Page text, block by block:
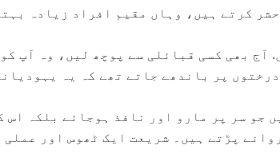
کرتے ہیں، وہاں مقیم افراد زیادہ
آج بھی کسی قبائلی سے پوچھ لیں، وہ آپ کو
پر باندھے جاتے تھے کہ یہ یہودیانہ
جو سر پر مارو اور نافذ ہوجائے بلکہ اس
پڑتے ہیں۔ شریعت ایک ٹھوس اور عملی